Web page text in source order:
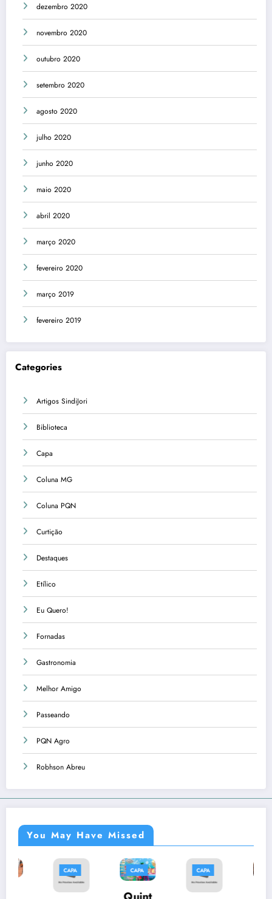
dezembro 2020
novembro 2020
outubro 2020
setembro 2020
agosto 2020
julho 2020
junho 2020
maio 2020
abril 2020
março 2020
fevereiro 2020
março 2019
fevereiro 2019
Categories
Artigos SindiJori
Biblioteca
Capa
Coluna MG
Coluna PQN
Curtição
Destaques
Etílico
Eu Quero!
Fornadas
Gastronomia
Melhor Amigo
Passeando
PQN Agro
Robhson Abreu
You May Have Missed
CAPA CAPA CAPA CAPA
Músi